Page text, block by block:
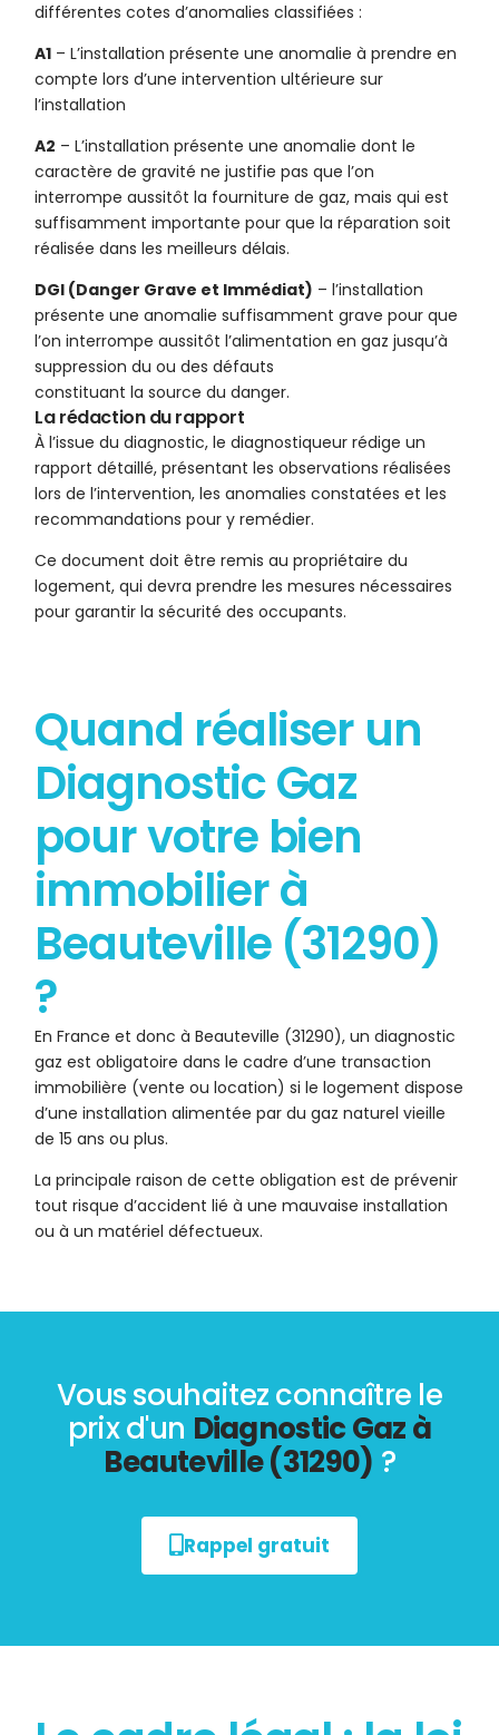
différentes cotes d’anomalies classifiées :
A1 – L’installation présente une anomalie à prendre en
compte lors d’une intervention ultérieure sur
l’installation
A2 – L’installation présente une anomalie dont le
caractère de gravité ne justifie pas que l’on
interrompe aussitôt la fourniture de gaz, mais qui est
suffisamment importante pour que la réparation soit
réalisée dans les meilleurs délais.
DGI (Danger Grave et Immédiat) – l’installation
présente une anomalie suffisamment grave pour que
l’on interrompe aussitôt l’alimentation en gaz jusqu’à
suppression du ou des défauts
constituant la source du danger.
La rédaction du rapport
À l’issue du diagnostic, le diagnostiqueur rédige un
rapport détaillé, présentant les observations réalisées
lors de l’intervention, les anomalies constatées et les
recommandations pour y remédier.
Ce document doit être remis au propriétaire du
logement, qui devra prendre les mesures nécessaires
pour garantir la sécurité des occupants.
Quand réaliser un
Diagnostic Gaz
pour votre bien
immobilier à
Beauteville (31290)
?
En France et donc à Beauteville (31290), un diagnostic
gaz est obligatoire dans le cadre d’une transaction
immobilière (vente ou location) si le logement dispose
d’une installation alimentée par du gaz naturel vieille
de 15 ans ou plus.
La principale raison de cette obligation est de prévenir
tout risque d’accident lié à une mauvaise installation
ou à un matériel défectueux.
Vous souhaitez connaître le
prix d'un Diagnostic Gaz à
Beauteville (31290) ?
Rappel gratuit